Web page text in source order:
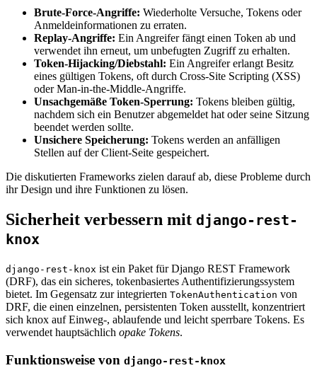
Brute-Force-Angriffe: Wiederholte Versuche, Tokens oder
Anmeldeinformationen zu erraten.
Replay-Angriffe: Ein Angreifer fängt einen Token ab und
verwendet ihn erneut, um unbefugten Zugriff zu erhalten.
Token-Hijacking/Diebstahl: Ein Angreifer erlangt Besitz
eines gültigen Tokens, oft durch Cross-Site Scripting (XSS)
oder Man-in-the-Middle-Angriffe.
Unsachgemäße Token-Sperrung: Tokens bleiben gültig,
nachdem sich ein Benutzer abgemeldet hat oder seine Sitzung
beendet werden sollte.
Unsichere Speicherung: Tokens werden an anfälligen
Stellen auf der Client-Seite gespeichert.
Die diskutierten Frameworks zielen darauf ab, diese Probleme durch
ihr Design und ihre Funktionen zu lösen.
Sicherheit verbessern mit django-rest-
knox
django-rest-knox ist ein Paket für Django REST Framework
(DRF), das ein sicheres, tokenbasiertes Authentifizierungssystem
bietet. Im Gegensatz zur integrierten TokenAuthentication von
DRF, die einen einzelnen, persistenten Token ausstellt, konzentriert
sich knox auf Einweg-, ablaufende und leicht sperrbare Tokens. Es
verwendet hauptsächlich opake Tokens.
Funktionsweise von django-rest-knox